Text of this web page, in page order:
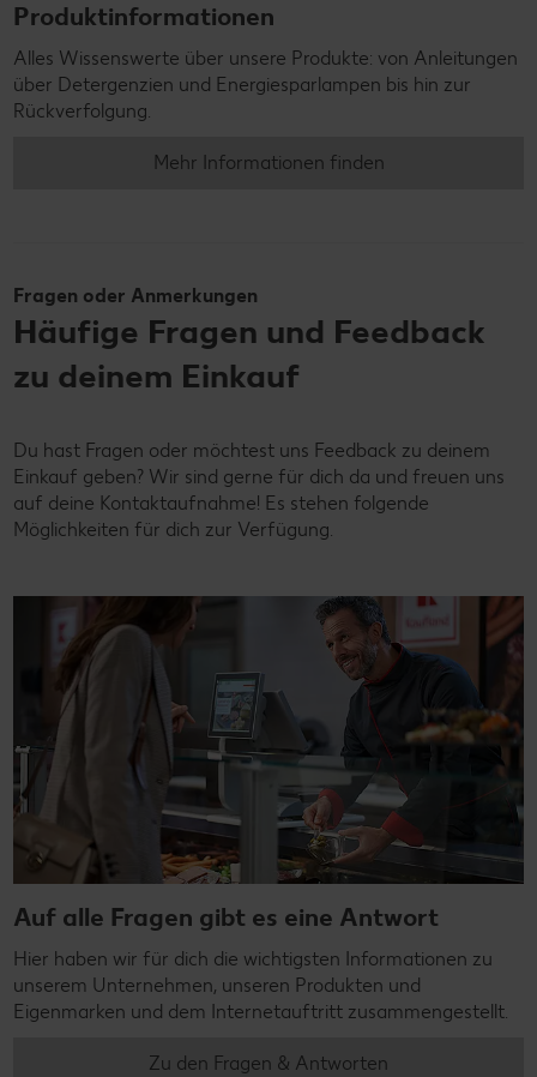
Produktinformationen
Alles Wissenswerte über unsere Produkte: von Anleitungen
über Detergenzien und Energiesparlampen bis hin zur
Rückverfolgung.
Mehr Informationen finden
Fragen oder Anmerkungen
Häufige Fragen und Feedback
zu deinem Einkauf
Du hast Fragen oder möchtest uns Feedback zu deinem
Einkauf geben? Wir sind gerne für dich da und freuen uns
auf deine Kontaktaufnahme! Es stehen folgende
Möglichkeiten für dich zur Verfügung.
Auf alle Fragen gibt es eine Antwort
Hier haben wir für dich die wichtigsten Informationen zu
unserem Unternehmen, unseren Produkten und
Eigenmarken und dem Internetauftritt zusammengestellt.
Zu den Fragen & Antworten